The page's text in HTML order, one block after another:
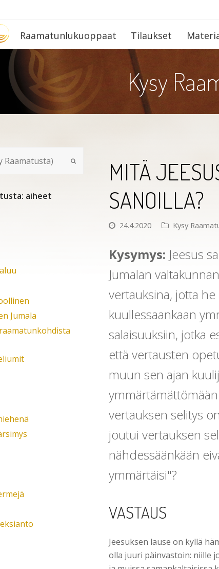
Raa­ma­tun­lu­ku­op­paat Tilaukset
Kysy
MITÄ
SANOILLA?
24.4.2020 Kysy
Kysymys: Jeesus
Jumalan
vertauksina, jotta
kuullessaankaan
salaisuuksiin, jotka
että vertausten
muun sen ajan
vertauksen selitys
joutui vertauksen
nähdessäänkään
ymmärtäisi"?
VASTAUS
Jeesuksen lause on kyllä
olla juuri päinvastoin: niille
aiheet
Jumala